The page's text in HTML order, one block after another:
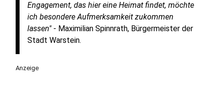
Engagement, das hier eine Heimat findet, möchte
ich besondere Aufmerksamkeit zukommen
lassen" - Maximilian Spinnrath, Bürgermeister der
Stadt Warstein.
Anzeige